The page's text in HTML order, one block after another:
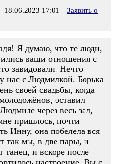
18.06.2023 17:01
Заявить о
Я думаю, что те люди,
ваши отношения с
завидовали. Нечто
нас с Людмилкой. Борька
своей свадьбы, когда
оставил
через весь зал,
пришлось, почти
Инну, она побелела вся
так мы, в две пары, и
танец, и вскоре после
настроение. Вы с